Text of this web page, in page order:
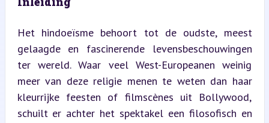
Het hindoeïsme behoort tot de oudste, meest
gelaagde en fascinerende levensbeschouwingen
ter wereld. Waar veel West-Europeanen weinig
meer van deze religie menen te weten dan haar
kleurrijke feesten of filmscènes uit Bollywood,
schuilt er achter het spektakel een filosofisch en